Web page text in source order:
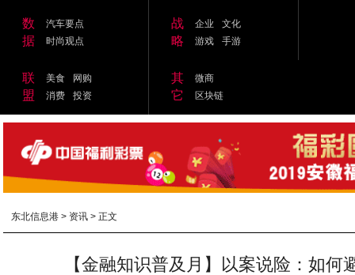
数
据
汽车要点
时尚观点
战
略
企业
文化
游戏
手游
联
盟
美食
网购
消费
投资
其
它
微商
区块链
东北信息港 > 资讯 > 正文
【金融知识普及月】以案说险：如何